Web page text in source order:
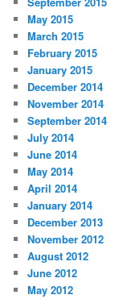
May 2015
March 2015
February 2015
January 2015
December 2014
November 2014
September 2014
July 2014
June 2014
May 2014
April 2014
January 2014
December 2013
November 2012
August 2012
June 2012
May 2012